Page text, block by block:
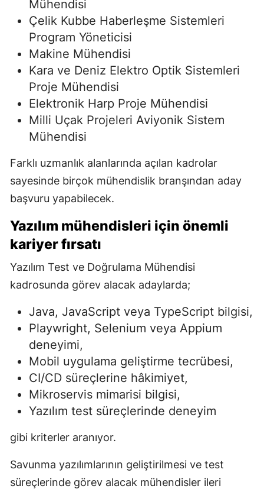
Mühendisi
Çelik Kubbe Haberleşme Sistemleri
Program Yöneticisi
Makine Mühendisi
Kara ve Deniz Elektro Optik Sistemleri
Proje Mühendisi
Elektronik Harp Proje Mühendisi
Milli Uçak Projeleri Aviyonik Sistem
Mühendisi
Farklı uzmanlık alanlarında açılan kadrolar
sayesinde birçok mühendislik branşından aday
başvuru yapabilecek.
Yazılım mühendisleri için önemli
kariyer fırsatı
Yazılım Test ve Doğrulama Mühendisi
kadrosunda görev alacak adaylarda;
Java, JavaScript veya TypeScript bilgisi,
Playwright, Selenium veya Appium
deneyimi,
Mobil uygulama geliştirme tecrübesi,
CI/CD süreçlerine hâkimiyet,
Mikroservis mimarisi bilgisi,
Yazılım test süreçlerinde deneyim
gibi kriterler aranıyor.
Savunma yazılımlarının geliştirilmesi ve test
süreçlerinde görev alacak mühendisler ileri